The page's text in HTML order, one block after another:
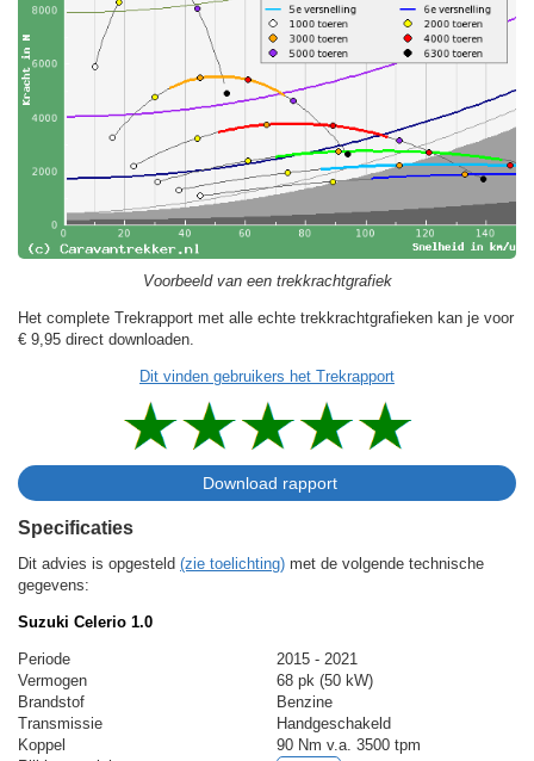
Voorbeeld van een trekkrachtgrafiek
Het complete Trekrapport met alle echte trekkrachtgrafieken kan je voor
€ 9,95 direct downloaden.
Dit vinden gebruikers het Trekrapport
Specificaties
Dit advies is opgesteld (zie toelichting) met de volgende technische
gegevens:
Suzuki Celerio 1.0
Periode
2015 - 2021
Vermogen
68 pk (50 kW)
Brandstof
Benzine
Transmissie
Handgeschakeld
Koppel
90 Nm v.a. 3500 tpm